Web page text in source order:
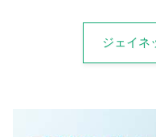
ジェイネ